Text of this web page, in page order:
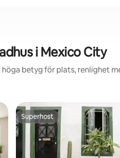
i Mexico City
höga betyg för plats, renlighet
Superhost
Superhost